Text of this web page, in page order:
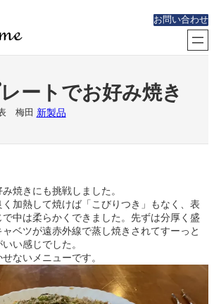
お問い合わせ
ートでお好み焼き
梅田 新製品
焼きにも挑戦しました。
く加熱して焼けば「こびりつき」もなく、表
中は柔らかくできました。先ずは分厚く盛
ベツが遠赤外線で蒸し焼きされてすーっと
い感じでした。
ないメニューです。